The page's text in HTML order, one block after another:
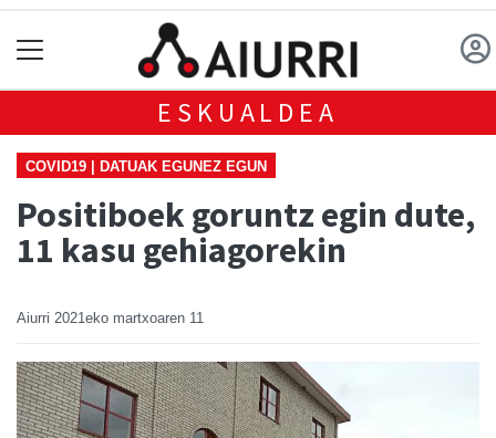
ESKUALDEA
COVID19 | DATUAK EGUNEZ EGUN
Positiboek goruntz egin dute,
11 kasu gehiagorekin
Aiurri 2021eko martxoaren 11